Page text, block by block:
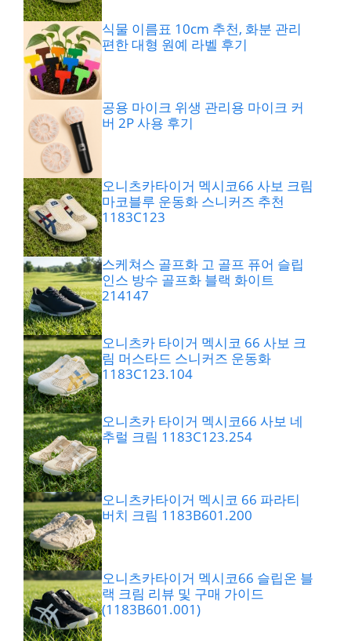
식물 이름표 10cm 추천, 화분 관리
편한 대형 원예 라벨 후기
공용 마이크 위생 관리용 마이크 커
버 2P 사용 후기
오니츠카타이거 멕시코66 사보 크림
마코블루 운동화 스니커즈 추천
1183C123
스케쳐스 골프화 고 골프 퓨어 슬립
인스 방수 골프화 블랙 화이트
214147
오니츠카 타이거 멕시코 66 사보 크
림 머스타드 스니커즈 운동화
1183C123.104
오니츠카 타이거 멕시코66 사보 네
추럴 크림 1183C123.254
오니츠카타이거 멕시코 66 파라티
버치 크림 1183B601.200
오니츠카타이거 멕시코66 슬립온 블
랙 크림 리뷰 및 구매 가이드
(1183B601.001)